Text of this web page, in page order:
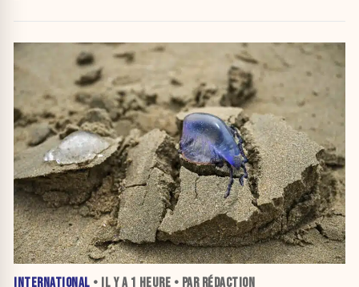
INTERNATIONAL • IL Y A 1 HEURE • PAR RÉDACTION